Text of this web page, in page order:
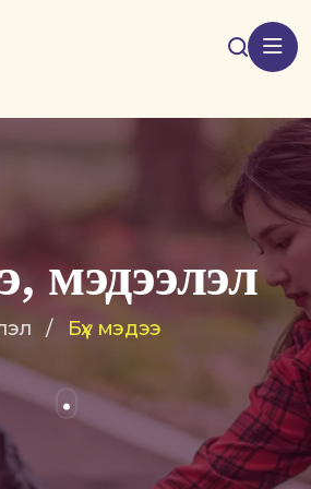
мэдээлэл
/ Бүх мэдээ